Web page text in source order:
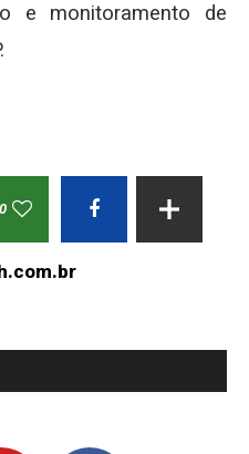
e monitoramento de
0